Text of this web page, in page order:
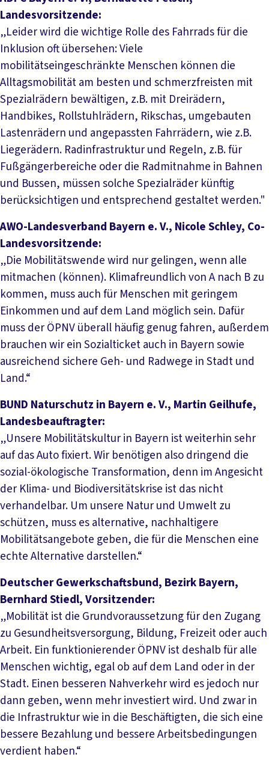
Landesvorsitzende:
„Leider wird die wichtige Rolle des Fahrrads für die
Inklusion oft übersehen: Viele
mobilitätseingeschränkte Menschen können die
Alltagsmobilität am besten und schmerzfreisten mit
Spezialrädern bewältigen, z.B. mit Dreirädern,
Handbikes, Rollstuhlrädern, Rikschas, umgebauten
Lastenrädern und angepassten Fahrrädern, wie z.B.
Liegerädern. Radinfrastruktur und Regeln, z.B. für
Fußgängerbereiche oder die Radmitnahme in Bahnen
und Bussen, müssen solche Spezialräder künftig
berücksichtigen und entsprechend gestaltet werden."
AWO-Landesverband Bayern e. V., Nicole Schley, Co-
Landesvorsitzende:
„Die Mobilitätswende wird nur gelingen, wenn alle
mitmachen (können). Klimafreundlich von A nach B zu
kommen, muss auch für Menschen mit geringem
Einkommen und auf dem Land möglich sein. Dafür
muss der ÖPNV überall häufig genug fahren, außerdem
brauchen wir ein Sozialticket auch in Bayern sowie
ausreichend sichere Geh- und Radwege in Stadt und
Land.“
BUND Naturschutz in Bayern e. V., Martin Geilhufe,
Landesbeauftragter:
„Unsere Mobilitätskultur in Bayern ist weiterhin sehr
auf das Auto fixiert. Wir benötigen also dringend die
sozial-ökologische Transformation, denn im Angesicht
der Klima- und Biodiversitätskrise ist das nicht
verhandelbar. Um unsere Natur und Umwelt zu
schützen, muss es alternative, nachhaltigere
Mobilitätsangebote geben, die für die Menschen eine
echte Alternative darstellen.“
Deutscher Gewerkschaftsbund, Bezirk Bayern,
Bernhard Stiedl, Vorsitzender:
„Mobilität ist die Grundvoraussetzung für den Zugang
zu Gesundheitsversorgung, Bildung, Freizeit oder auch
Arbeit. Ein funktionierender ÖPNV ist deshalb für alle
Menschen wichtig, egal ob auf dem Land oder in der
Stadt. Einen besseren Nahverkehr wird es jedoch nur
dann geben, wenn mehr investiert wird. Und zwar in
die Infrastruktur wie in die Beschäftigten, die sich eine
bessere Bezahlung und bessere Arbeitsbedingungen
verdient haben.“